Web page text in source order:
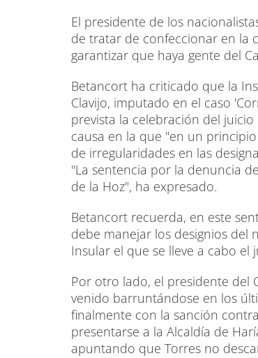
El presidente de los
de tratar de confeccionar en la
garantizar que haya gente del
Betancort ha criticado que la
Clavijo, imputado en el caso
prevista la celebración del
causa en la que "en un
de irregularidades en las
"La sentencia por la denuncia
de la Hoz", ha expresado.
Betancort recuerda, en este
debe manejar los designios del
Insular el que se lleve a cabo el
Por otro lado, el presidente del
venido barruntándose en los
finalmente con la sanción
presentarse a la Alcaldía de
apuntando que Torres no